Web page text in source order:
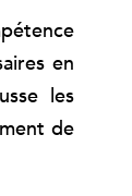
en
les
de